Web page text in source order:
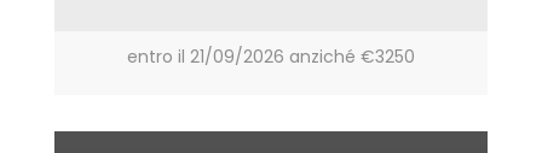
entro il 21/09/2026 anziché €3250